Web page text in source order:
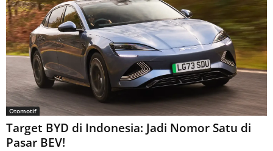
Otomotif
Target BYD di Indonesia: Jadi Nomor Satu di
Pasar BEV!